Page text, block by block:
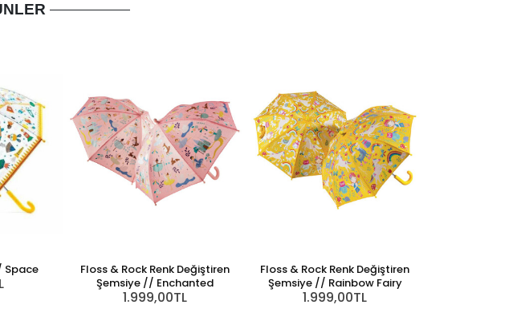
Space
Floss & Rock Renk Değiştiren
Şemsiye // Enchanted
1.999,00TL
Floss & Rock Renk Değiştiren
Şemsiye // Rainbow Fairy
1.999,00TL